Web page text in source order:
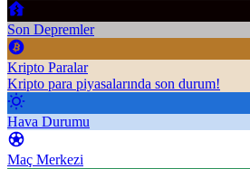
Son Depremler
Kripto Paralar
Kripto para piyasalarında son durum!
Hava Durumu
Maç Merkezi